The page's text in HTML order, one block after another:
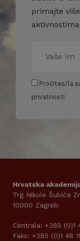
primajte
Pročitao/la
privatnosti
Hrvatska
Trg Nikole Šubića
10000 Zagreb
Centrala: +385 (0)1
Faks: +385 (0)1 48